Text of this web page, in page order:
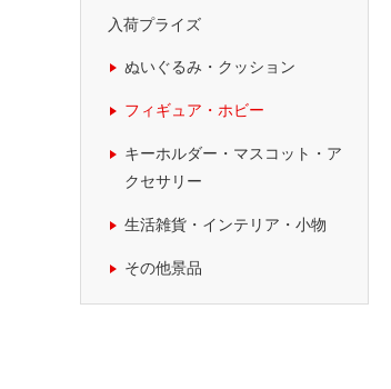
入荷プライズ
ぬいぐるみ・クッション
フィギュア・ホビー
キーホルダー・マスコット・ア
クセサリー
生活雑貨・インテリア・小物
その他景品